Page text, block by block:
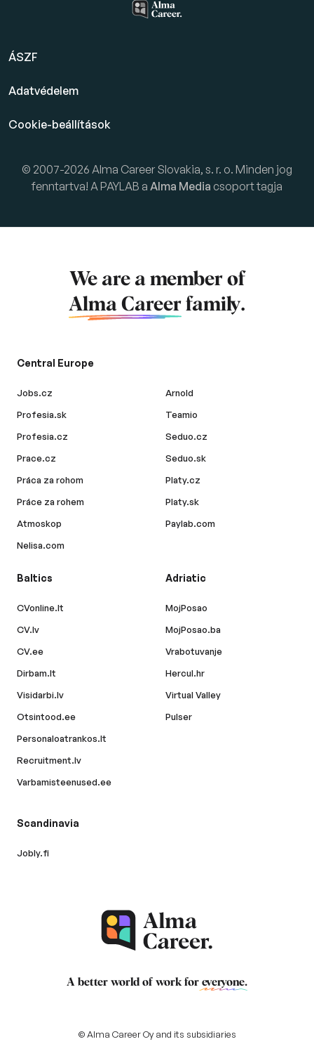
ÁSZF
Adatvédelem
Cookie-beállítások
© 2007-2026 Alma Career Slovakia, s. r. o. Minden jog
fenntartva! A PAYLAB a Alma Media csoport tagja
We are a member of
Alma Career family.
Central Europe
Jobs.cz
Profesia.sk
Profesia.cz
Prace.cz
Práca za rohom
Práce za rohem
Atmoskop
Nelisa.com
Arnold
Teamio
Seduo.cz
Seduo.sk
Platy.cz
Platy.sk
Paylab.com
Baltics
CVonline.lt
CV.lv
CV.ee
Dirbam.lt
Visidarbi.lv
Otsintood.ee
Personaloatrankos.lt
Recruitment.lv
Varbamisteenused.ee
Adriatic
MojPosao
MojPosao.ba
Vrabotuvanje
Hercul.hr
Virtual Valley
Pulser
Scandinavia
Jobly.fi
A better world of work for everyone.
© Alma Career Oy and its subsidiaries